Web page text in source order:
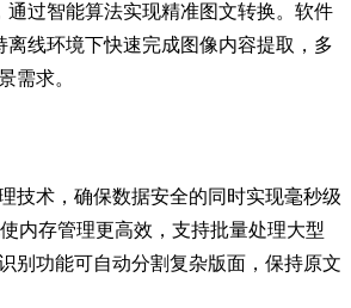
通过智能算法实现精准图文转换。软件
离线环境下快速完成图像内容提取，多
需求。
技术，确保数据安全的同时实现毫秒级
内存管理更高效，支持批量处理大型
别功能可自动分割复杂版面，保持原文